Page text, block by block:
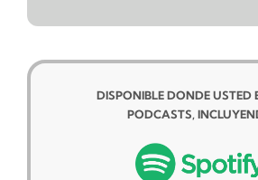
DISPONIBLE DONDE USTED
PODCASTS,